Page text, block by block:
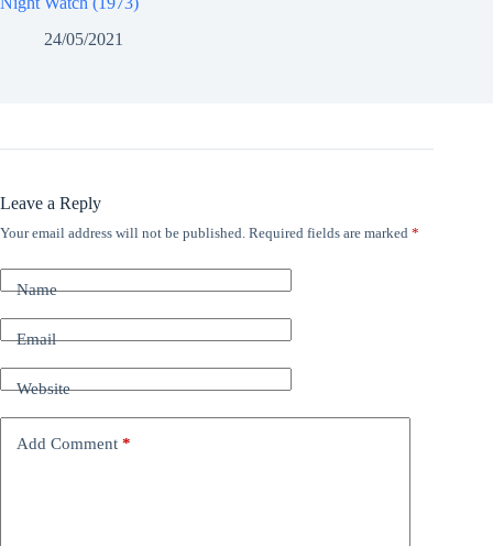
24/05/2021
Leave a Reply
Your email address will not be published. Required fields are marked *
Name
Email
Website
Add Comment *